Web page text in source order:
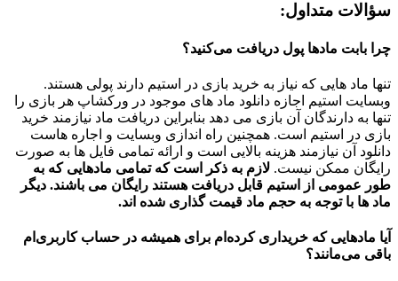
سؤالات متداول:
چرا بابت مادها پول دریافت می‌کنید؟
تنها ماد هایی که نیاز به خرید بازی در استیم دارند پولی هستند.
وبسایت استیم اجازه دانلود ماد های موجود در ورکشاپ هر بازی را
تنها به دارندگان آن بازی می دهد بنابراین دریافت ماد نیازمند خرید
بازی در استیم است. همچنین راه اندازی وبسایت و اجاره هاست
دانلود آن نیازمند هزینه بالایی است و ارائه تمامی فایل ها به صورت
رایگان ممکن نیست. لازم به ذکر است که تمامی مادهایی که به
طور عمومی از استیم قابل دریافت هستند رایگان می باشند. دیگر
ماد ها با توجه به حجم ماد قیمت گذاری شده اند.
آیا مادهایی که خریداری کرده‌ام برای همیشه در حساب‌ کاربری‌ام
باقی می‌مانند؟